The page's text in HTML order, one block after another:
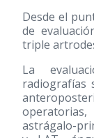
Desde el
de
triple
La
radiografías
astrágalo-